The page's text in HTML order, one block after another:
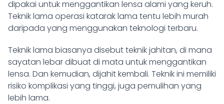
dipakai untuk menggantikan lensa alami yang keruh.
Teknik lama operasi katarak lama tentu lebih murah
daripada yang menggunakan teknologi terbaru.
Teknik lama biasanya disebut teknik jahitan, di mana
sayatan lebar dibuat di mata untuk menggantikan
lensa. Dan kemudian, dijahit kembali. Teknik ini memiliki
risiko komplikasi yang tinggi, juga pemulihan yang
lebih lama.